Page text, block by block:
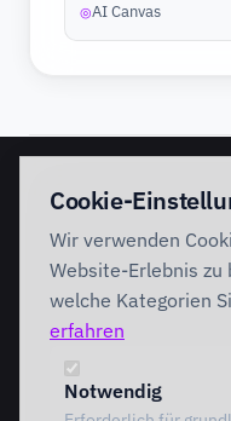
◎AI Canvas
Discovery Workshop
Förderung
INTERVENTION
AI Intervention
AI Governance
Cookie-
Wir verwenden
Website-Erlebnis zu
welche Kategorien
erfahren
Notwendig